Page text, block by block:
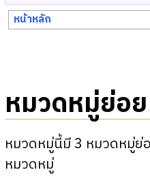
หน้าหลัก
หมวดหมู่ย่อย
หมวดหมู่นี้มี 3 หมวดหมู่ย่
หมวดหมู่